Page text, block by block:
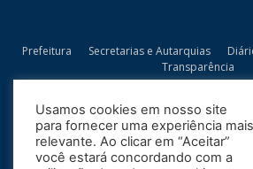
Prefeitura Secretarias e Autarquias
Transparência
Prefeitura Municipal de Bandeirantes/
Rua Artur Bernardes,
79.430-015 -
Horário de Atendimento: Segunda a
Usamos cookies em nosso site
para fornecer uma experiência mais
relevante. Ao clicar em “Aceitar”
você estará concordando com a